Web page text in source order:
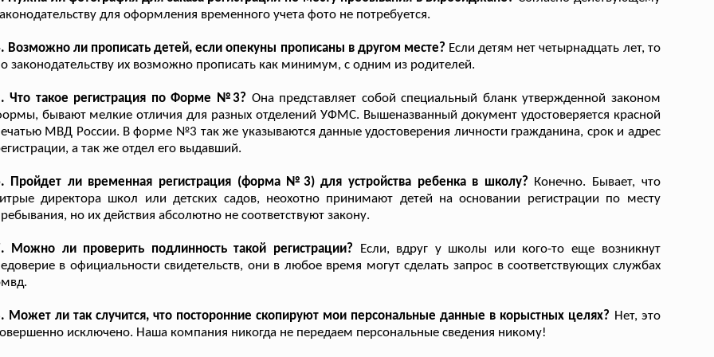
для оформления временного учета фото не потребуется.
Возможно ли прописать детей, если опекуны прописаны в другом месте? Если детям нет четырнадцать лет, то
законодательству их возможно прописать как минимум, с одним из родителей.
Что такое регистрация по Форме №3? Она представляет собой специальный бланк утвержденной законом
бывают мелкие отличия для разных отделений УФМС. Вышеназванный документ удостоверяется красной
МВД России. В форме №3 так же указываются данные удостоверения личности гражданина, срок и адрес
а так же отдел его выдавший.
Пройдет ли временная регистрация (форма №3) для устройства ребенка в школу? Конечно. Бывает, что
директора школ или детских садов, неохотно принимают детей на основании регистрации по месту
но их действия абсолютно не соответствуют закону.
Можно ли проверить подлинность такой регистрации? Если, вдруг у школы или кого-то еще возникнут
в официальности свидетельств, они в любое время могут сделать запрос в соответствующих службах
Может ли так случится, что посторонние скопируют мои персональные данные в корыстных целях? Нет, это
исключено. Наша компания никогда не передаем персональные сведения никому!